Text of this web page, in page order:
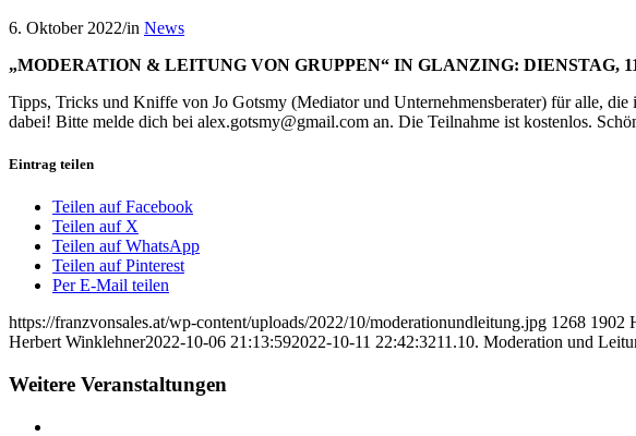
6. Oktober 2022/in News
„MODERATION & LEITUNG VON GRUPPEN“ IN GLANZING: DIENSTAG,
Tipps, Tricks und Kniffe von Jo Gotsmy (Mediator und Unternehmensberater) für alle,
dabei! Bitte melde dich bei alex.gotsmy@gmail.com an. Die Teilnahme ist kostenlos.
Eintrag teilen
Teilen auf Facebook
Teilen auf X
Teilen auf WhatsApp
Teilen auf Pinterest
Per E-Mail teilen
https://franzvonsales.at/wp-content/uploads/2022/10/moderationundleitung.jpg 1268 1902
Herbert Winklehner2022-10-06 21:13:592022-10-11 22:42:3211.10. Moderation und
Weitere Veranstaltungen